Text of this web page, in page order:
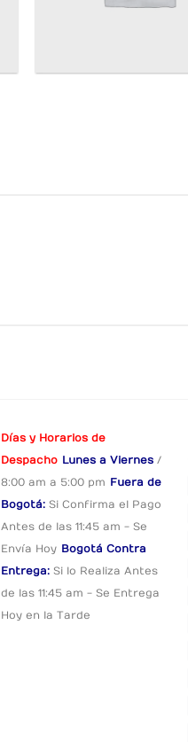
Días y Horarios de
Despacho Lunes a Viernes /
8:00 am a 5:00 pm Fuera de
Bogotá: Si Confirma el Pago
Antes de las 11:45 am - Se
Envía Hoy Bogotá Contra
Entrega:Si lo Realiza Antes
de las 11:45 am - Se Entrega
Hoy en la Tarde